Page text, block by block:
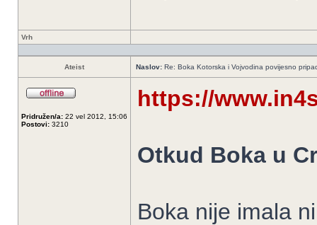
Vrh
Ateist Naslov: Re: Boka Kotorska i Vojvodina povijesno
Pridružen/a: 22 vel 2012, 15:06
Postovi: 3210
https://
Otkud Boka u
Boka nije imala